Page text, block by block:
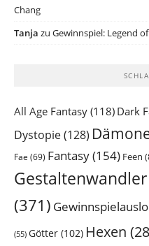
Chang
Tanja zu Gewinnspiel: Legend
All Age Fantasy (118) Dark
Dystopie(128)
Fae (69) Fantasy(154) Feen
Gestaltenwandler
(371)
(55) Götter (102) Hexen